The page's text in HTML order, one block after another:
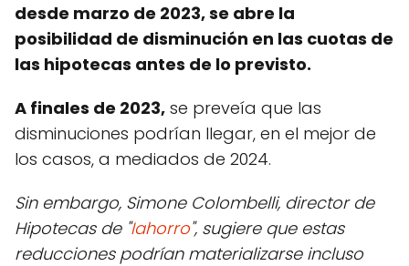
desde marzo de 2023, se abre la
posibilidad de disminución en las cuotas de
las hipotecas antes de lo previsto.
A finales de 2023, se preveía que las
disminuciones podrían llegar, en el mejor de
los casos, a mediados de 2024.
Sin embargo, Simone Colombelli, director de
Hipotecas de "Iahorro", sugiere que estas
reducciones podrían materializarse incluso